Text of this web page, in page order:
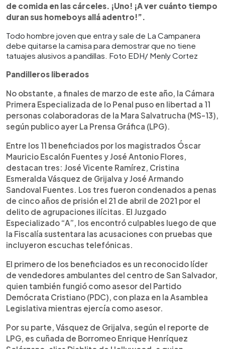
de comida en las cárceles. ¡Uno! ¡A ver cuánto tiempo
duran sus homeboys allá adentro!”.
Todo hombre joven que entra y sale de La Campanera
debe quitarse la camisa para demostrar que no tiene
tatuajes alusivos a pandillas. Foto EDH/ Menly Cortez
Pandilleros liberados
No obstante, a finales de marzo de este año, la Cámara
Primera Especializada de lo Penal puso en libertad a 11
personas colaboradoras de la Mara Salvatrucha (MS-13),
según publico ayer La Prensa Gráfica (LPG).
Entre los 11 beneficiados por los magistrados Óscar
Mauricio Escalón Fuentes y José Antonio Flores,
destacan tres: José Vicente Ramírez, Cristina
Esmeralda Vásquez de Grijalva y José Armando
Sandoval Fuentes. Los tres fueron condenados a penas
de cinco años de prisión el 21 de abril de 2021 por el
delito de agrupaciones ilícitas. El Juzgado
Especializado “A”, los encontró culpables luego de que
la Fiscalía sustentara las acusaciones con pruebas que
incluyeron escuchas telefónicas.
El primero de los beneficiados es un reconocido líder
de vendedores ambulantes del centro de San Salvador,
quien también fungió como asesor del Partido
Demócrata Cristiano (PDC), con plaza en la Asamblea
Legislativa mientras ejercía como asesor.
Por su parte, Vásquez de Grijalva, según el reporte de
LPG, es cuñada de Borromeo Enrique Henríquez